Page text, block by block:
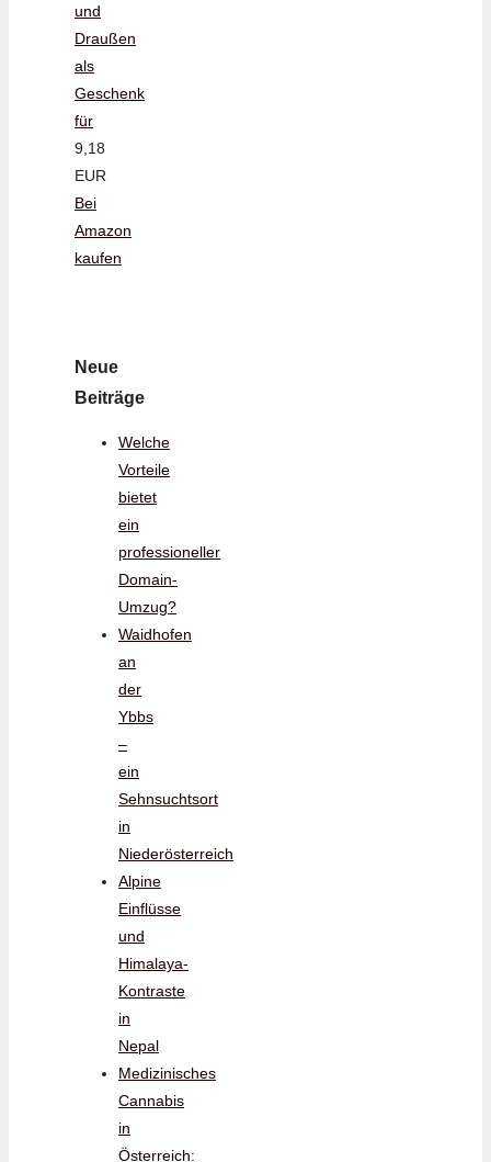
und
Draußen
als
Geschenk
für
9,18
EUR
Bei
Amazon
kaufen
Neue
Beiträge
Welche
Vorteile
bietet
ein
professioneller
Domain-
Umzug?
Waidhofen
an
der
Ybbs
–
ein
Sehnsuchtsort
in
Niederösterreich
Alpine
Einflüsse
und
Himalaya-
Kontraste
in
Nepal
Medizinisches
Cannabis
in
Österreich: